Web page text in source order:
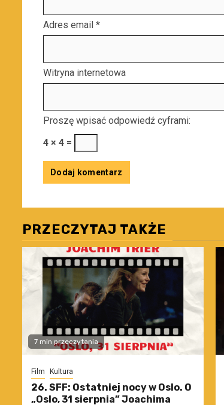
Adres email *
Witryna internetowa
Proszę wpisać odpowiedź cyframi:
4 × 4 =
PRZECZYTAJ TAKŻE
7 min przeczytania
Film Kultura
26. SFF: Ostatniej nocy w Oslo. O
„Oslo, 31 sierpnia” Joachima